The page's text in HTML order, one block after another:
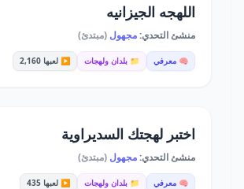
اللهجه الجيزانيه
منشئ التحدي:مجهول (مبتدئ)
🧠 معرفي 📁 بلدان ولهجات ▶️ لعبها 2,160
اختبر لهجتك السديراوية
منشئ التحدي:مجهول (مبتدئ)
🧠 معرفي 📁 بلدان ولهجات ▶️ لعبها 435